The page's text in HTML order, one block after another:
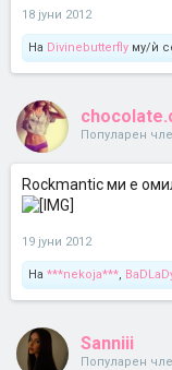
18 јуни 2012
На Divinebutterfly му/ѝ
Популарен
Rockmantic ми е
19 јуни 2012
На ***nekoja***,
Sanniii
Популарен